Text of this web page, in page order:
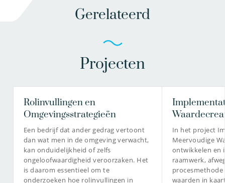
Gerelateerd
Projecten
Rolinvullingen en
Omgevingsstrategieën
Een bedrijf dat ander gedrag vertoont
dan wat men in de omgeving verwacht,
kan onduidelijkheid of zelfs
ongeloofwaardigheid veroorzaken. Het
is daarom essentieel om te
onderzoeken hoe rolinvullingen in
In het project
Meervoudige
ontwikkelen en
raamwerk,
waarden in